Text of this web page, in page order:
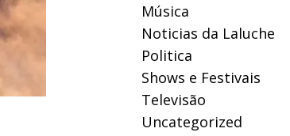
Música
Noticias da Laluche
Politica
Shows e Festivais
Televisão
Uncategorized